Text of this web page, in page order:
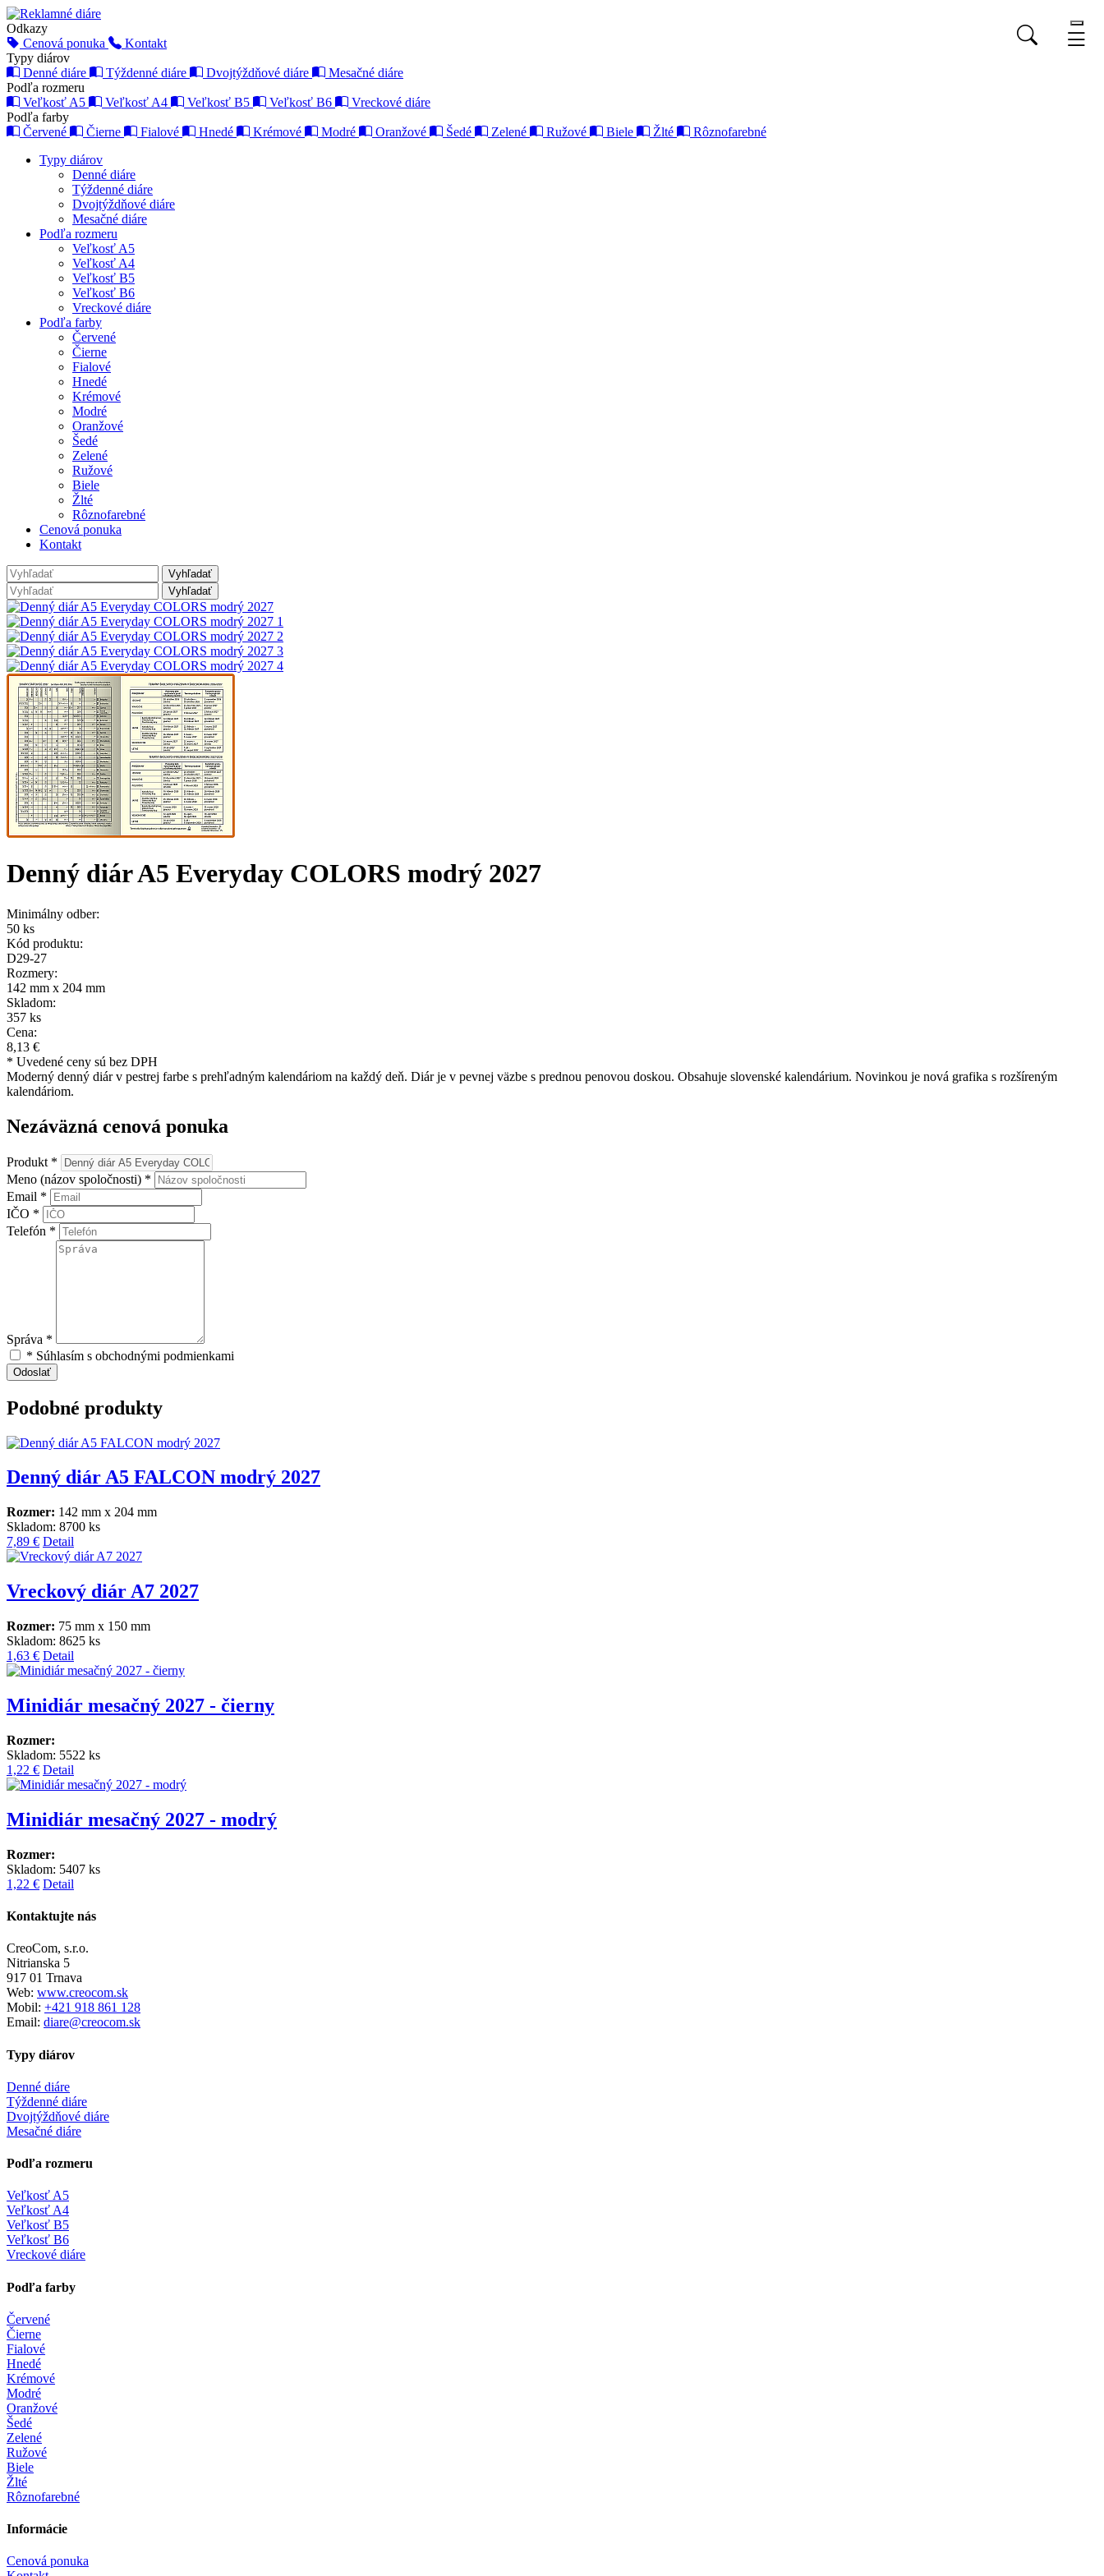
Odkazy
Cenová ponuka
Kontakt
Typy diárov
Denné diáre
Týždenné diáre Dvojtýždňové diáre
Mesačné diáre
Podľa rozmeru
Veľkosť A5
Veľkosť A4 Veľkosť B5 Veľkosť B6
Vreckové diáre
Podľa farby
Červené
Čierne Fialové Hnedé Krémové Modré Oranžové Šedé Zelené Ružové Biele Žlté
Rôznofarebné
Typy diárov
Denné diáre
Týždenné diáre
Dvojtýždňové diáre
Mesačné diáre
Podľa rozmeru
Veľkosť A5
Veľkosť A4
Veľkosť B5
Veľkosť B6
Vreckové diáre
Podľa farby
Červené
Čierne
Fialové
Hnedé
Krémové
Modré
Oranžové
Šedé
Zelené
Ružové
Biele
Žlté
Rôznofarebné
Cenová ponuka
Kontakt
Denný diár A5 Everyday COLORS modrý 2027
Minimálny odber:
50 ks
Kód produktu:
D29-27
Rozmery:
142 mm x 204 mm
Skladom:
357 ks
Cena:
8,13 €
* Uvedené ceny sú bez DPH
Moderný denný diár v pestrej farbe s prehľadným kalendáriom na každý deň. Diár je v pevnej väzbe s prednou penovou doskou. Obsahuje slovenské kalendárium. Novinkou je nová grafika s rozšíreným
kalendáriom.
Nezáväzná cenová ponuka
Produkt *
Meno (názov spoločnosti) *
Email *
IČO *
Telefón *
Správa *
* Súhlasím s obchodnými podmienkami
Podobné produkty
Denný diár A5 FALCON modrý 2027
Rozmer: 142 mm x 204 mm
Skladom: 8700 ks
7,89 € Detail
Vreckový diár A7 2027
Rozmer: 75 mm x 150 mm
Skladom: 8625 ks
1,63 € Detail
Minidiár mesačný 2027 - čierny
Rozmer:
Skladom: 5522 ks
1,22 € Detail
Minidiár mesačný 2027 - modrý
Rozmer:
Skladom: 5407 ks
1,22 € Detail
Kontaktujte nás
CreoCom, s.r.o.
Nitrianska 5
917 01 Trnava
Web: www.creocom.sk
Mobil: +421 918 861 128
Email: diare@creocom.sk
Typy diárov
Denné diáre
Týždenné diáre
Dvojtýždňové diáre
Mesačné diáre
Podľa rozmeru
Veľkosť A5
Veľkosť A4
Veľkosť B5
Veľkosť B6
Vreckové diáre
Podľa farby
Červené
Čierne
Fialové
Hnedé
Krémové
Modré
Oranžové
Šedé
Zelené
Ružové
Biele
Žlté
Rôznofarebné
Informácie
Cenová ponuka